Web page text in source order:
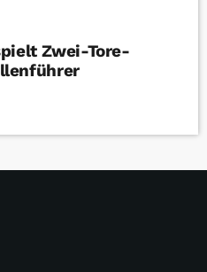
Zwei-Tore-